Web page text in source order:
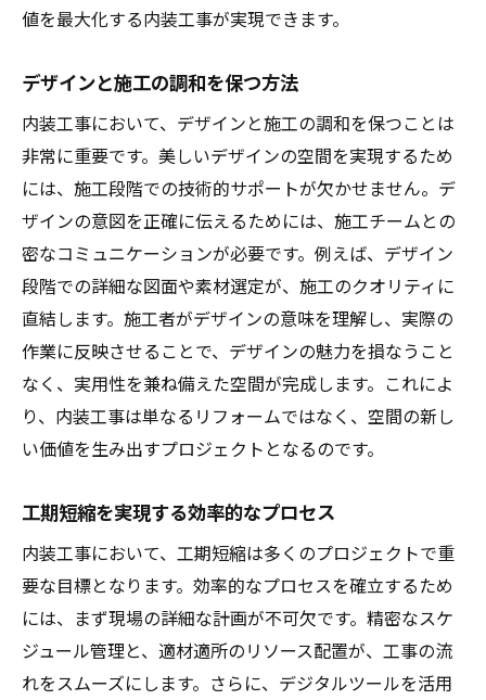
値を最大化する内装工事が実現できます。
デザインと施工の調和を保つ方法
内装工事において、デザインと施工の調和を保つことは
非常に重要です。美しいデザインの空間を実現するため
には、施工段階での技術的サポートが欠かせません。デ
ザインの意図を正確に伝えるためには、施工チームとの
密なコミュニケーションが必要です。例えば、デザイン
段階での詳細な図面や素材選定が、施工のクオリティに
直結します。施工者がデザインの意味を理解し、実際の
作業に反映させることで、デザインの魅力を損なうこと
なく、実用性を兼ね備えた空間が完成します。これによ
り、内装工事は単なるリフォームではなく、空間の新し
い価値を生み出すプロジェクトとなるのです。
工期短縮を実現する効率的なプロセス
内装工事において、工期短縮は多くのプロジェクトで重
要な目標となります。効率的なプロセスを確立するため
には、まず現場の詳細な計画が不可欠です。精密なスケ
ジュール管理と、適材適所のリソース配置が、工事の流
れをスムーズにします。さらに、デジタルツールを活用